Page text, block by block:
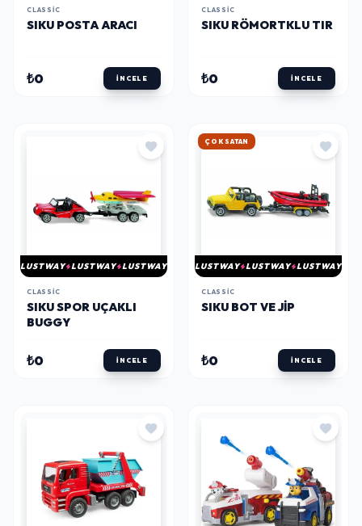
CLASSIC
SIKU POSTA ARACI
₺0 İNCELE
CLASSIC
SIKU RÖMORTKLU TIR
₺0 İNCELE
LUSTWAY LUSTWAY LUSTWAY
CLASSIC
SIKU SPOR UÇAKLI
BUGGY
₺0 İNCELE
HIZLI KARGO
LUSTWAY LUSTWAY LUSTWAY
CLASSIC
SIKU BOT VE JIP
₺0 İNCELE